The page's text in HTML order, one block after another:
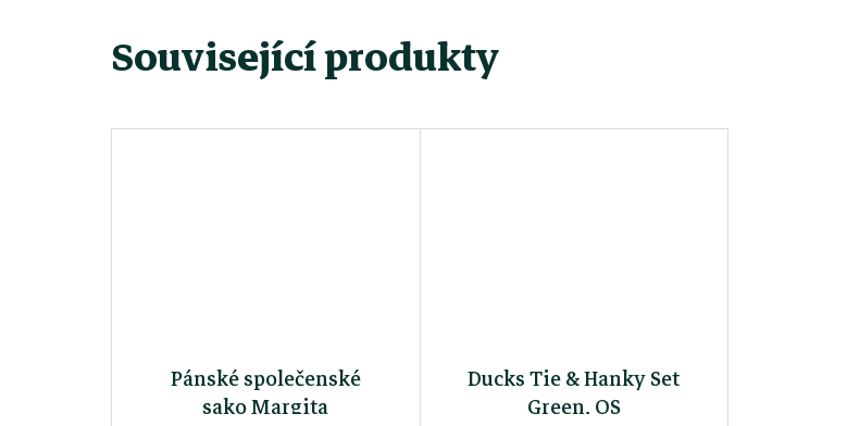
Související produkty
Pánské společenské
sako Margita
Ducks Tie & Hanky Set
Green, OS